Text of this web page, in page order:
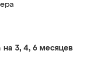
на 3, 4, 6 месяцев